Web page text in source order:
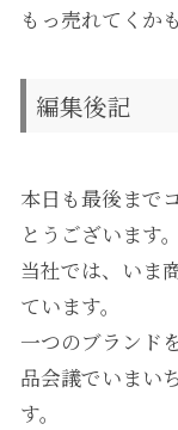
もっ売れてくか
編集後記
本日も最後まで
とうございます。
当社では、いま
ています。
一つのブランド
品会議でいまい
す。